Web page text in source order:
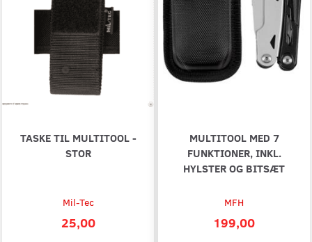
TASKE TIL MULTITOOL -
STOR
Mil-Tec
25,00
MULTITOOL MED 7
FUNKTIONER, INKL.
HYLSTER OG BITSÆT
MFH
199,00